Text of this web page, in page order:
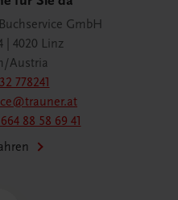
GmbH
| 4020 Linz
Austria
778241
88 58 69 41